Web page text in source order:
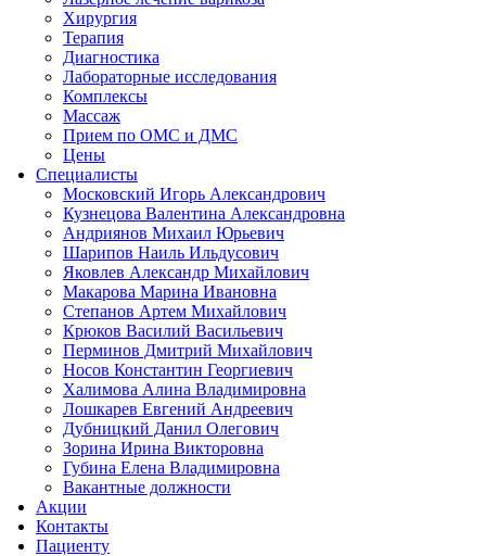
Хирургия
Терапия
Диагностика
Лабораторные исследования
Комплексы
Массаж
Прием по ОМС и ДМС
Цены
Специалисты
Московский Игорь Александрович
Кузнецова Валентина Александровна
Андриянов Михаил Юрьевич
Шарипов Наиль Ильдусович
Яковлев Александр Михайлович
Макарова Марина Ивановна
Степанов Артем Михайлович
Крюков Василий Васильевич
Перминов Дмитрий Михайлович
Носов Константин Георгиевич
Халимова Алина Владимировна
Лошкарев Евгений Андреевич
Дубницкий Данил Олегович
Зорина Ирина Викторовна
Губина Елена Владимировна
Вакантные должности
Акции
Контакты
Пациенту